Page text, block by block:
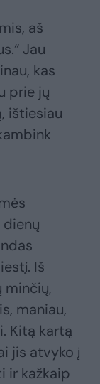
aš
Jau
kas
prie jų
ištiesiau
Iš
minčių,
maniau,
Kitą kartą
jis atvyko į
ir kažkaip